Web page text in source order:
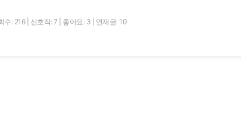
수: 216 선호작: 7 좋아요: 3 연재글: 10